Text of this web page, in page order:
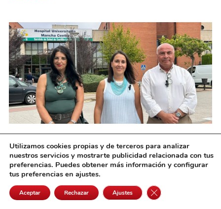
de la Junta y critica la situación del Hospital
Mancha Centro
agosto 3, 2026
Utilizamos cookies propias y de terceros para analizar
nuestros servicios y mostrarte publicidad relacionada con tus
preferencias. Puedes obtener más información y configurar
tus preferencias en ajustes.
Aceptar Rechazar Ajustes Cerrar el banner de